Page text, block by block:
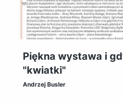
Piękna wystawa i
"kwiatki"
Andrzej Busler